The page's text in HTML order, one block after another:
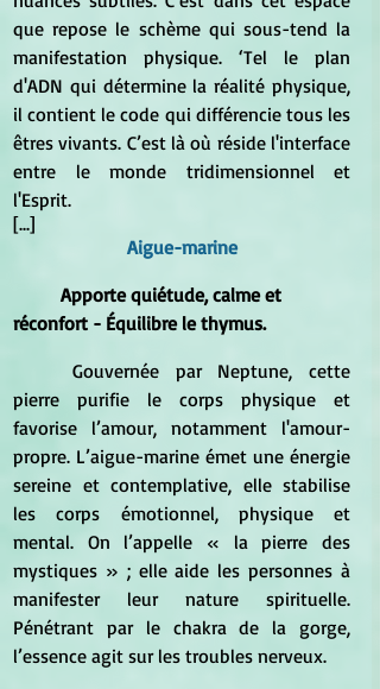
que repose le schème qui sous-tend la
manifestation physique. ‘Tel le plan
d'ADN qui détermine la réalité physique,
il contient le code qui différencie tous les
êtres vivants. C’est là où réside l'interface
entre le monde tridimensionnel et
l'Esprit.
[...]
Aigue-marine
Apporte quiétude, calme et
réconfort - Équilibre le thymus.
pierre purifie le corps physique et
favorise l’amour, notamment l'amour-
propre. L’aigue-marine émet une énergie
sereine et contemplative, elle stabilise
les corps émotionnel, physique et
mental. On l’appelle « la pierre des
mystiques » ; elle aide les personnes à
manifester leur nature spirituelle.
Pénétrant par le chakra de la gorge,
l’essence agit sur les troubles nerveux.